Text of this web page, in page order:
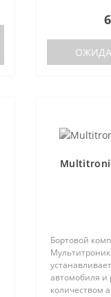
прибора
Бортовой
автомобиля и
количеством